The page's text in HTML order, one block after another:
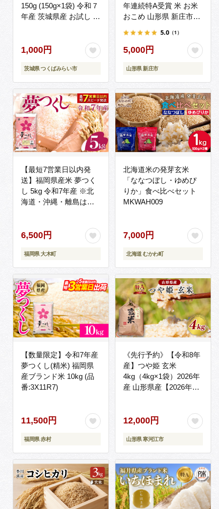
150g (150g×1袋) 令和７
年産 茨城県産 お試し ♪
精米 茨城 お米 おこめ
ごはん 白米 米 茨城産
こしひかり[DW01-NT]
1,000円
茨城県 つくばみらい市
年連続特A受賞 米 お米
おこめ 山形県 新庄市
5.0 （1）
5,000円
山形県 新庄市
【最短7営業日以内発
送】福岡県産米 夢つく
し 5kg 令和7年産 ※北
海道・沖縄・離島は配
お米 ブランド米 5kg × 1
ゆめつくし】CY008_01
6,500円
福岡県 大木町
北海道米の発芽玄米
「ななつぼし・ゆめぴ
りか」食べ比べセット
MKWAH009
7,000円
北海道 むかわ町
【数量限定】令和7年産
夢つくし(精米) 福岡県
産ブランド米 10kg (品
番:3X11R7)
11,500円
福岡県 赤村
《先行予約》【令和8年
産】つや姫 玄米
4kg（4kg×1袋）2026年
産 山形県産【2026年9
R8
12,000円
山形県 寒河江市